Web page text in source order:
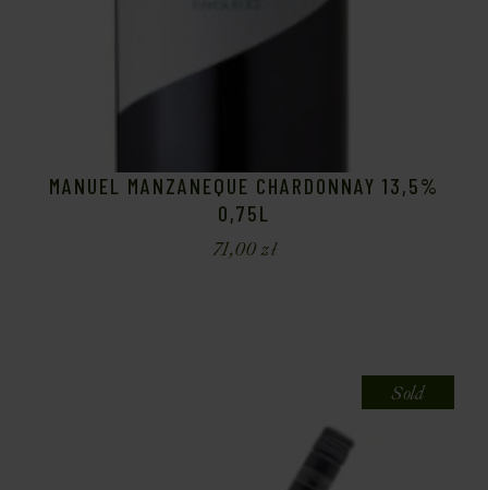
MANUEL MANZANEQUE CHARDONNAY 13,5%
0,75L
71,00zł
Sold